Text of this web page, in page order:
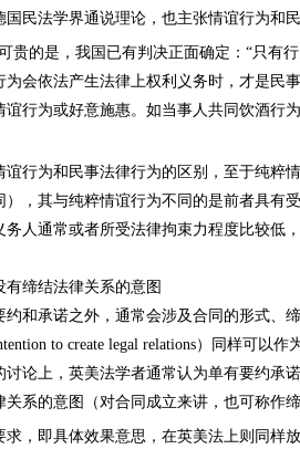
法学界通说理论，也主张情谊行为和
贵的是，我国已有判决正面确定：“只有
为会依法产生法律上权利义务时，才是民
谊行为或好意施惠。如当事人共同饮酒行
为和民事法律行为的区别，至于纯粹
），其与纯粹情谊行为不同的是前者具有
务人通常或者所受法律拘束力程度比较低
缔结法律关系的意图
承诺之外，通常会涉及合同的形式、
to create legal relations）同样可以
上，英美法学者通常认为单有要约承
关系的意图（对合同成立来讲，也可称作
求，即具体效果意思，在英美法上则同样